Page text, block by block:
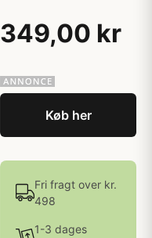
349,00 kr
Køb her
Fri fragt over kr.
498
1-3 dages